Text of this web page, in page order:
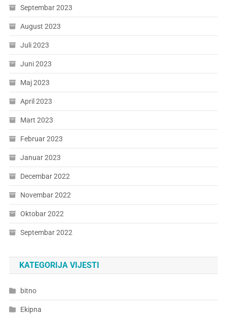
Septembar 2023
August 2023
Juli 2023
Juni 2023
Maj 2023
April 2023
Mart 2023
Februar 2023
Januar 2023
Decembar 2022
Novembar 2022
Oktobar 2022
Septembar 2022
KATEGORIJA VIJESTI
bitno
Ekipna